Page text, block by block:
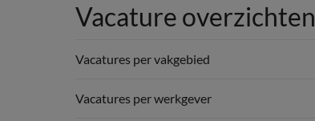
Vacature overzichten
Vacatures per vakgebied
Vacatures per werkgever